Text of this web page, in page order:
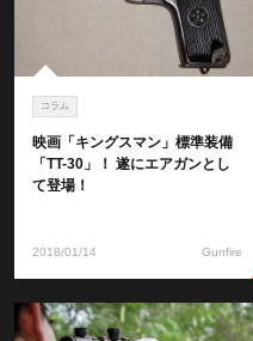
コラム
映画「キングスマン」標準装備
「TT-30」！ 遂にエアガンとし
て登場！
2018/01/14 Gunfire